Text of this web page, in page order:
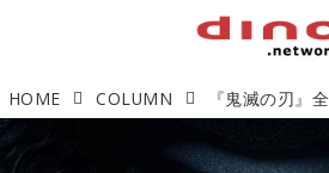
HOME COLUMN